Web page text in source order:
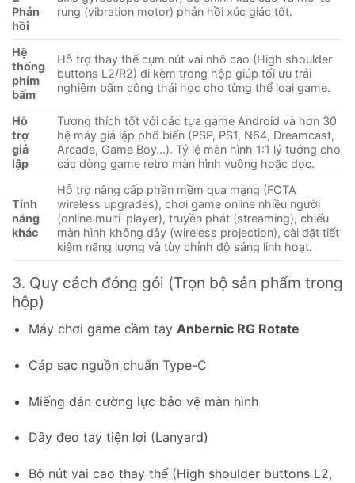
Phản
hồi
rung (vibration motor) phản hồi xúc giác tốt.
Hệ
thống
phím
bấm
Hỗ trợ thay thế cụm nút vai nhô cao (High shoulder
buttons L2/R2) đi kèm trong hộp giúp tối ưu trải
nghiệm bấm công thái học cho từng thể loại game.
Hỗ
trợ
giả
lập
Tương thích tốt với các tựa game Android và hơn 30
hệ máy giả lập phổ biến (PSP, PS1, N64, Dreamcast,
Arcade, Game Boy…). Tỷ lệ màn hình 1:1 lý tưởng cho
các dòng game retro màn hình vuông hoặc dọc.
Tính
năng
khác
Hỗ trợ nâng cấp phần mềm qua mạng (FOTA
wireless upgrades), chơi game online nhiều người
(online multi-player), truyền phát (streaming), chiếu
màn hình không dây (wireless projection), cài đặt tiết
kiệm năng lượng và tùy chỉnh độ sáng linh hoạt.
3. Quy cách đóng gói (Trọn bộ sản phẩm trong
hộp)
Máy chơi game cầm tay Anbernic RG Rotate
Cáp sạc nguồn chuẩn Type-C
Miếng dán cường lực bảo vệ màn hình
Dây đeo tay tiện lợi (Lanyard)
Bộ nút vai cao thay thế (High shoulder buttons L2,